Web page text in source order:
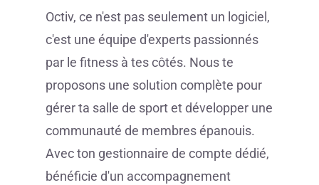
Octiv, ce n'est pas seulement un logiciel,
c'est une équipe d'experts passionnés
par le fitness à tes côtés. Nous te
proposons une solution complète pour
gérer ta salle de sport et développer une
communauté de membres épanouis.
Avec ton gestionnaire de compte dédié,
bénéficie d'un accompagnement